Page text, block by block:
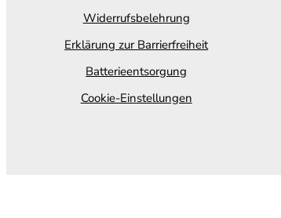
Widerrufsbelehrung
Erklärung zur Barrierfreiheit
Batterieentsorgung
Cookie-Einstellungen